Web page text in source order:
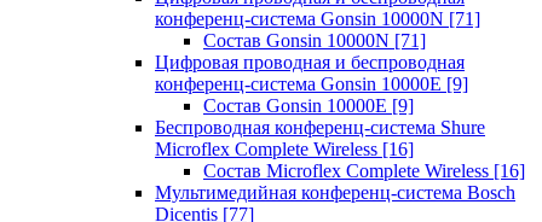
конференц-система Gonsin 10000N [71]
Состав Gonsin 10000N [71]
Цифровая проводная и беспроводная
конференц-система Gonsin 10000E [9]
Состав Gonsin 10000E [9]
Беспроводная конференц-система Shure
Microflex Complete Wireless [16]
Состав Microflex Complete Wireless [16]
Мультимедийная конференц-система Bosch
Dicentis [77]